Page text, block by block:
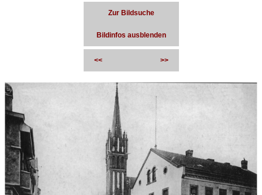
Zur Bildsuche
Bildinfos ausblenden
<< >>